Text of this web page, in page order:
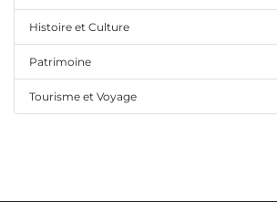
Histoire et Culture
Patrimoine
Tourisme et Voyage